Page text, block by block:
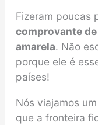
Fizeram poucas
comprovante
amarela. Não
porque ele é
países!
Nós viajamos
que a fronteira